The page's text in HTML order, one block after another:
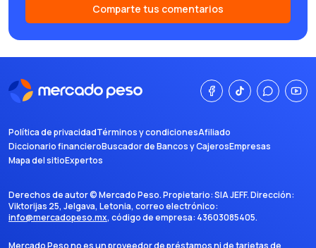
Comparte tus comentarios
Política de privacidadTérminos y condicionesAfiliado
Diccionario financieroBuscador de Bancos y CajerosEmpresas
Mapa del sitioExpertos
Derechos de autor ©Mercado Peso. Propietario:SIA JEFF. Dirección:
Viktorijas 25, Jelgava, Letonia, correo electrónico:
info@mercadopeso.mx, código de empresa: 43603085405.
Mercado Peso no es un proveedor de préstamos ni de tarjetas de